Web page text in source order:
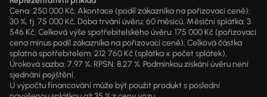
Cena: 250 000 Kč, Akontace (podíl zákazníka na pořizovací ceně):
30 %, tj. 75 000 Kč, Doba trvání úvěru: 60 měsíců, Měsíční splátka: 3
546 Kč, Celková výše spotřebitelského úvěru: 175 000 Kč (pořizovací
cena mínus podíl zákazníka na pořizovací ceně), Celková částka
splatná spotřebitelem: 212 760 Kč (splátka x počet splátek),
Úroková sazba: 7,97 %, RPSN: 8,27 %. Podmínkou získání úvěru není
sjednání pojištění.
U výpočtu financování může být použit produkt s poslední